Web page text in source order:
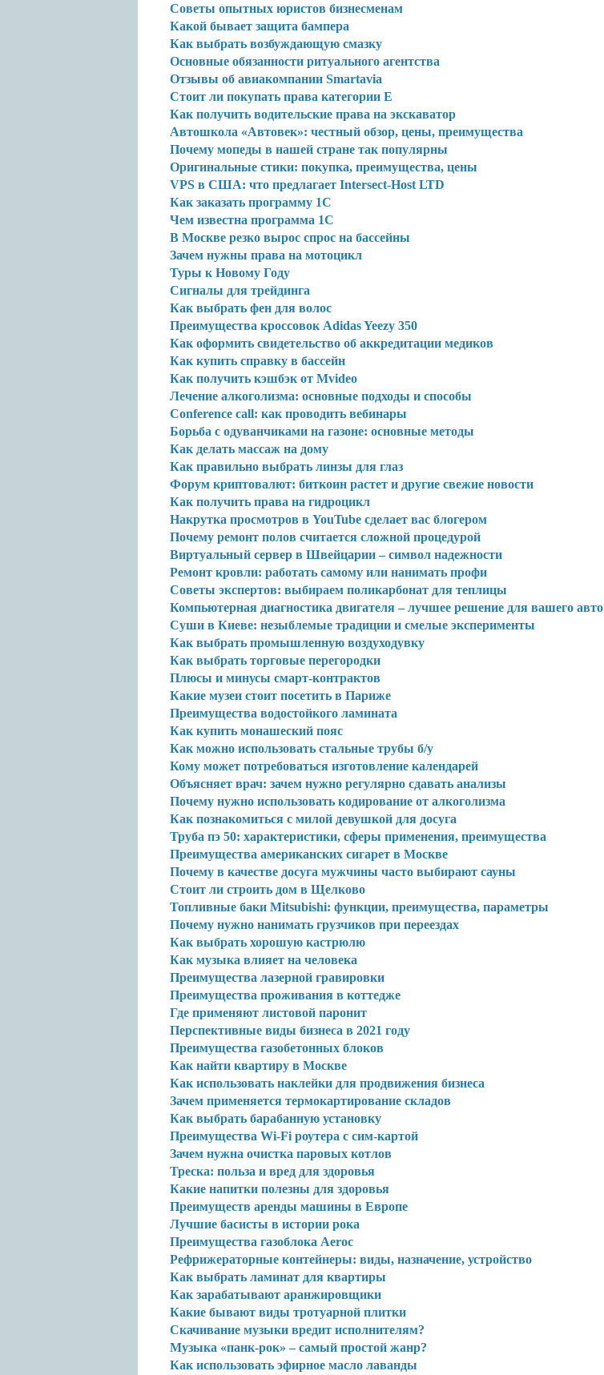
Советы опытных юристов бизнесменам
Какой бывает защита бампера
Как выбрать возбуждающую смазку
Основные обязанности ритуального агентства
Отзывы об авиакомпании Smartavia
Стоит ли покупать права категории Е
Как получить водительские права на экскаватор
Автошкола «Автовек»: честный обзор, цены, преимущества
Почему мопеды в нашей стране так популярны
Оригинальные стики: покупка, преимущества, цены
VPS в США: что предлагает Intersect-Host LTD
Как заказать программу 1С
Чем известна программа 1С
В Москве резко вырос спрос на бассейны
Зачем нужны права на мотоцикл
Туры к Новому Году
Сигналы для трейдинга
Как выбрать фен для волос
Преимущества кроссовок Adidas Yeezy 350
Как оформить свидетельство об аккредитации медиков
Как купить справку в бассейн
Как получить кэшбэк от Mvideo
Лечение алкоголизма: основные подходы и способы
Conference call: как проводить вебинары
Борьба с одуванчиками на газоне: основные методы
Как делать массаж на дому
Как правильно выбрать линзы для глаз
Форум криптовалют: биткоин растет и другие свежие новости
Как получить права на гидроцикл
Накрутка просмотров в YouTube сделает вас блогером
Почему ремонт полов считается сложной процедурой
Виртуальный сервер в Швейцарии – символ надежности
Ремонт кровли: работать самому или нанимать профи
Советы экспертов: выбираем поликарбонат для теплицы
Компьютерная диагностика двигателя – лучшее решение для вашего авто
Суши в Киеве: незыблемые традиции и смелые эксперименты
Как выбрать промышленную воздуходувку
Как выбрать торговые перегородки
Плюсы и минусы смарт-контрактов
Какие музеи стоит посетить в Париже
Преимущества водостойкого ламината
Как купить монашеский пояс
Как можно использовать стальные трубы б/у
Кому может потребоваться изготовление календарей
Объясняет врач: зачем нужно регулярно сдавать анализы
Почему нужно использовать кодирование от алкоголизма
Как познакомиться с милой девушкой для досуга
Труба пэ 50: характеристики, сферы применения, преимущества
Преимущества американских сигарет в Москве
Почему в качестве досуга мужчины часто выбирают сауны
Стоит ли строить дом в Щелково
Топливные баки Mitsubishi: функции, преимущества, параметры
Почему нужно нанимать грузчиков при переездах
Как выбрать хорошую кастрюлю
Как музыка влияет на человека
Преимущества лазерной гравировки
Преимущества проживания в коттедже
Где применяют листовой паронит
Перспективные виды бизнеса в 2021 году
Преимущества газобетонных блоков
Как найти квартиру в Москве
Как использовать наклейки для продвижения бизнеса
Зачем применяется термокартирование складов
Как выбрать барабанную установку
Преимущества Wi-Fi роутера с сим-картой
Зачем нужна очистка паровых котлов
Треска: польза и вред для здоровья
Какие напитки полезны для здоровья
Преимуществ аренды машины в Европе
Лучшие басисты в истории рока
Преимущества газоблока Aeroc
Рефрижераторные контейнеры: виды, назначение, устройство
Как выбрать ламинат для квартиры
Как зарабатывают аранжировщики
Какие бывают виды тротуарной плитки
Скачивание музыки вредит исполнителям?
Музыка «панк-рок» – самый простой жанр?
Как использовать эфирное масло лаванды